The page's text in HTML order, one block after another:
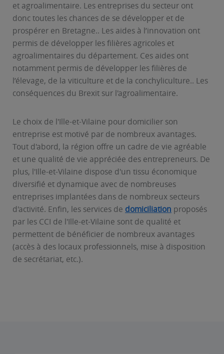
et agroalimentaire. Les entreprises du secteur ont
donc toutes les chances de se développer et de
prospérer en Bretagne.. Les aides à l’innovation ont
permis de développer les filières agricoles et
agroalimentaires du département. Ces aides ont
notamment permis de développer les filières de
l’élevage, de la viticulture et de la conchyliculture.. Les
conséquences du Brexit sur l'agroalimentaire.
Le choix de l'Ille-et-Vilaine pour domicilier son
entreprise est motivé par de nombreux avantages.
Tout d'abord, la région offre un cadre de vie agréable
et une qualité de vie appréciée des entrepreneurs. De
plus, l'Ille-et-Vilaine dispose d'un tissu économique
diversifié et dynamique avec de nombreuses
entreprises implantées dans de nombreux secteurs
d'activité. Enfin, les services de domiciliation proposés
par les CCI de l'Ille-et-Vilaine sont de qualité et
permettent de bénéficier de nombreux avantages
(accès à des locaux professionnels, mise à disposition
de secrétariat, etc.).